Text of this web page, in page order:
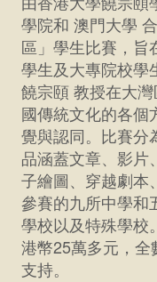
學院和 澳門大學
區」學生比賽，旨
學生及大專院校學
饒宗頤 教授在大
國傳統文化的各個
覺與認同。比賽分
品涵蓋文章、影片
子繪圖、穿越劇本
參賽的九所中學和
學校以及特殊學校
港幣25萬多元，
支持。